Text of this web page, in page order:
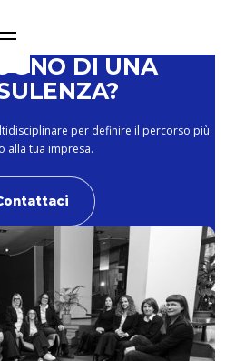
DI UNA
per definire il percorso più
alla tua impresa.